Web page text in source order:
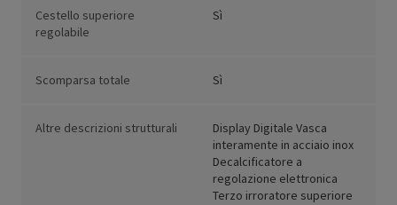
Cestello superiore
regolabile
Sì
Scomparsa totale Sì
Altre descrizioni strutturali
Display Digitale Vasca
interamente in acciaio inox
Decalcificatore a
regolazione elettronica
Terzo irroratore superiore